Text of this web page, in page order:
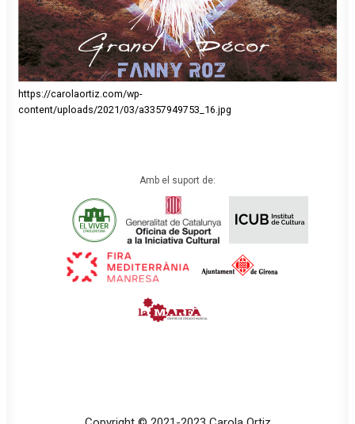
https://carolaortiz.com/wp-
content/uploads/2021/03/a3357949753_16.jpg
Amb el suport de: